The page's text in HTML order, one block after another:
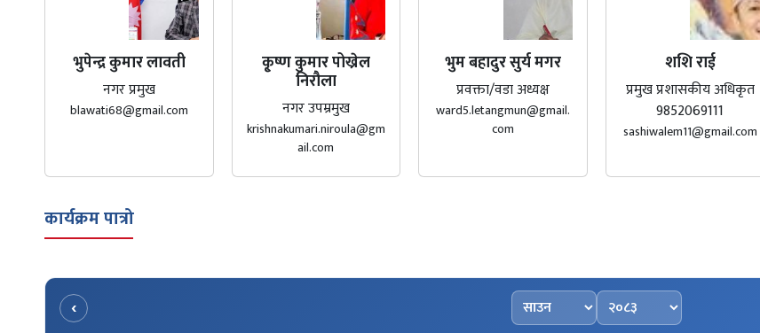
भुपेन्द्र कुमार लावती
नगर प्रमुख
blawati68@gmail.com
कृ्ष्ण कुमार पोख्रेल
निरौला
नगर उपम्रमुख
krishnakumari.niroula@gm
ail.com
भुम बहादुर सुर्य मगर
प्रवक्ता/वडा अध्यक्ष
ward5.letangmun@gmail.
com
शशि राई
प्रमुख प्रशासकीय अधिकृत
9852069111
sashiwalem11@gmail.com
कार्यक्रम पात्रो
‹ महिना चयन गर्नुहोस्
वर्ष चयन गर्नुहोस्